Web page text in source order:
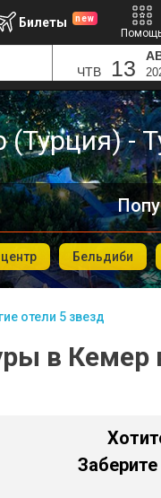
Билеты new
ЧТВ 13
-
Бельдиби
отели 5 звезд
в Кемер